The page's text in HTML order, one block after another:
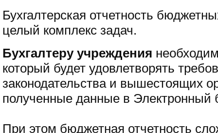
Бухгалтерская отчетность
целый комплекс задач.
Бухгалтеру учреждения
который будет удовлетворять
законодательства и вышестоящих
полученные данные в Электронный
При этом бюджетная отчетность